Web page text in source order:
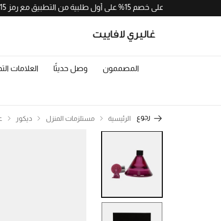
احصلوا على خصم 15% على أول طلبية من التطبيق مع رمز APP15. حملوا الآن من
المصممون وصل حديثًا العلامات
رجوع الرئيسية مستلزمات المنزل ديكور